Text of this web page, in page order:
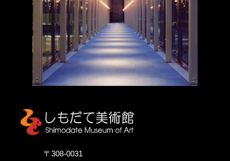
しもだて美術館
〒308-0031